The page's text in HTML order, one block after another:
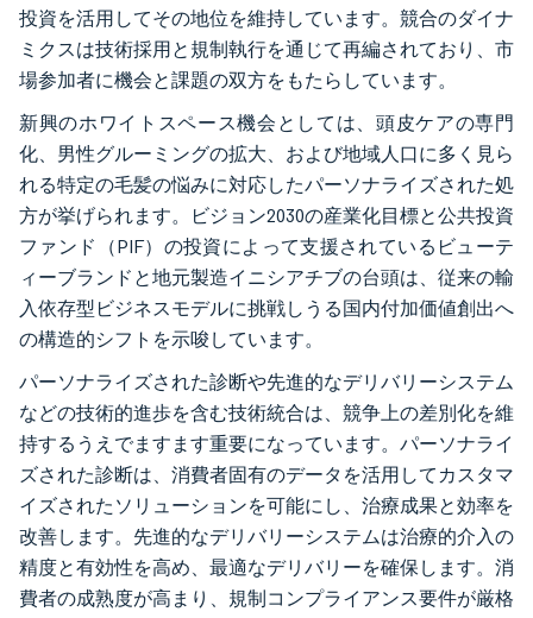
投資を活用してその地位を維持しています。競合のダイナ
ミクスは技術採用と規制執行を通じて再編されており、市
場参加者に機会と課題の双方をもたらしています。
新興のホワイトスペース機会としては、頭皮ケアの専門
化、男性グルーミングの拡大、および地域人口に多く見ら
れる特定の毛髪の悩みに対応したパーソナライズされた処
方が挙げられます。ビジョン2030の産業化目標と公共投資
ファンド（PIF）の投資によって支援されているビューテ
ィーブランドと地元製造イニシアチブの台頭は、従来の輸
入依存型ビジネスモデルに挑戦しうる国内付加価値創出へ
の構造的シフトを示唆しています。
パーソナライズされた診断や先進的なデリバリーシステム
などの技術的進歩を含む技術統合は、競争上の差別化を維
持するうえでますます重要になっています。パーソナライ
ズされた診断は、消費者固有のデータを活用してカスタマ
イズされたソリューションを可能にし、治療成果と効率を
改善します。先進的なデリバリーシステムは治療的介入の
精度と有効性を高め、最適なデリバリーを確保します。消
費者の成熟度が高まり、規制コンプライアンス要件が厳格